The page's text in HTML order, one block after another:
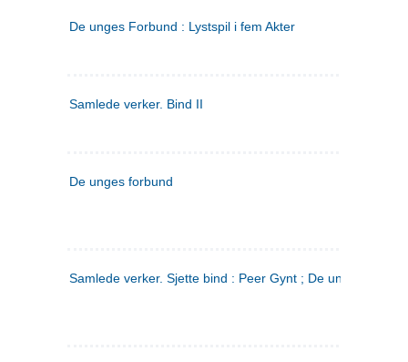
De unges Forbund : Lystspil i fem Akter
Samlede verker. Bind II
De unges forbund
Samlede verker. Sjette bind : Peer Gynt ; De unges